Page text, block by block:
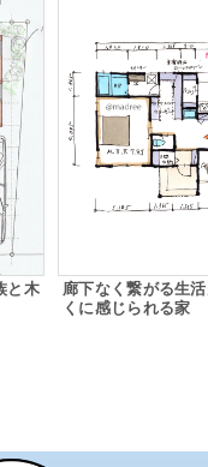
と木
廊下なく繋がる生
くに感じられる家